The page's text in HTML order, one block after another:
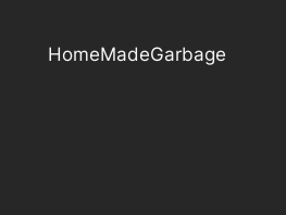
HomeMadeGarbage